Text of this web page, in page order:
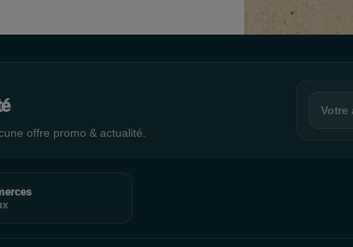
offre promo & actualité.